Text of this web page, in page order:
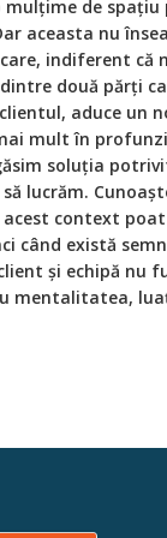
mulțime de
aceasta nu
indiferent că
două părți
aduce un
mult în
soluția
lucrăm.
context
când există
și echipă nu
mentalitatea,